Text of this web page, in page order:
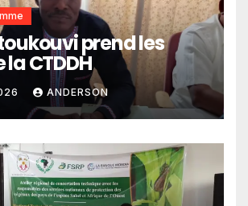
prend les
CTDDH
ANDERSON